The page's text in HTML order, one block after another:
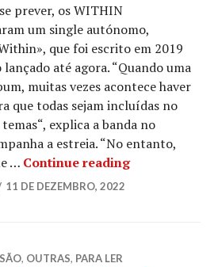
prever, os WITHIN
um single autónomo,
que foi escrito em 2019
até agora. “Quando uma
muitas vezes acontece haver
que todas sejam incluídas no
explica a banda no
a estreia. “No entanto,
… Continue readingWITHIN
11 DE DEZEMBRO, 2022
, OUTRAS, PARA LER